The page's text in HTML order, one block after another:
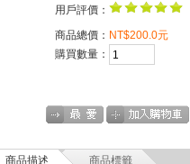
用戶評價：
商品總價： NT$200.0元
購買數量：
商品描述 商品標籤